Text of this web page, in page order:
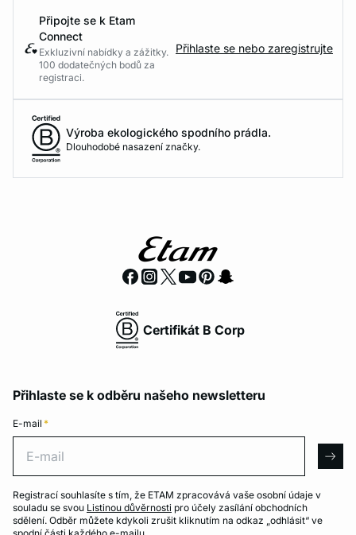
Připojte se k Etam
Connect
Exkluzivní nabídky a zážitky.
100 dodatečných bodů za
registraci.
Přihlaste se nebo zaregistrujte
Výroba ekologického spodního prádla.
Dlouhodobé nasazení značky.
Certifikát B Corp
Přihlaste se k odběru našeho newsletteru
E-mail *
Registrací souhlasíte s tím, že ETAM zpracovává vaše osobní údaje v
souladu se svou Listinou důvěrnosti pro účely zasílání obchodních
sdělení. Odběr můžete kdykoli zrušit kliknutím na odkaz „odhlásit“ ve